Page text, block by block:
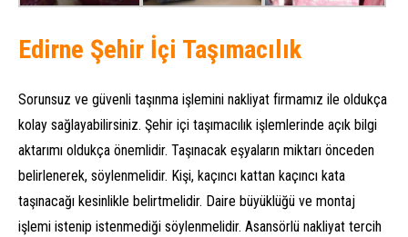
Edirne Şehir İçi Taşımacılık
Sorunsuz ve güvenli taşınma işlemini nakliyat firmamız ile oldukça
kolay sağlayabilirsiniz. Şehir içi taşımacılık işlemlerinde açık bilgi
aktarımı oldukça önemlidir. Taşınacak eşyaların miktarı önceden
belirlenerek, söylenmelidir. Kişi, kaçıncı kattan kaçıncı kata
taşınacağı kesinlikle belirtmelidir. Daire büyüklüğü ve montaj
işlemi istenip istenmediği söylenmelidir. Asansörlü nakliyat tercih